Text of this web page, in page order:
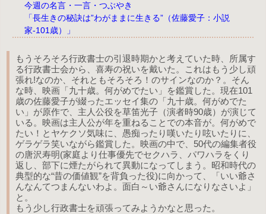
今週の名言・一言・つぶやき
「長生きの秘訣は”わがままに生きる”（佐藤愛子：小説
家-101歳）」
もうそろそろ行政書士の引退時期かと考えていた時、所属す
る行政書士会から、喜寿の祝いを戴いた。これはもう少し頑
張れ!なのか、それともそろそろ！のサインなのか？。そん
な時、映画「九十歳。何がめでたい」を鑑賞した。現在101
歳の佐藤愛子が綴ったエッセイ集の「九十歳。何がめでた
い」が原作で、主人公役を草笛光子（演者時90歳）が演じて
いる。映画は主人公が年を重ねることでの本音が。何がめで
たい！とヤケクソ気味に、愚痴ったり嘆いたり呟いたりに、
ゲラゲラ笑いながら鑑賞した。映画の中で、50代の編集者役
の唐沢寿明(家庭より仕事優先でセクハラ、パワハラをくり
返し、部下に煙たがられて異動になってしまう。昭和時代の
典型的な“昔の価値観”を背負った役)に向かって、「いい爺さ
んなんてつまんないわよ。面白～い爺さんになりなさいよ」
と。
もう少し行政書士を頑張ってみようかなと思った。